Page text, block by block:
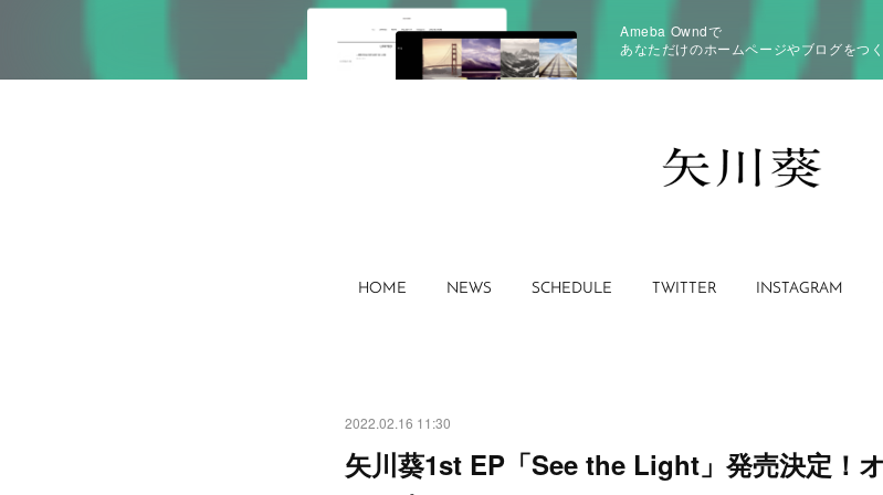
Ameba Owndで
あなただけのホームページやブログをつ
HOME NEWS SCHEDULE TWITTER INSTAGRAM
2022.02.16 11:30
矢川葵1st EP「See the Light」発売決定！